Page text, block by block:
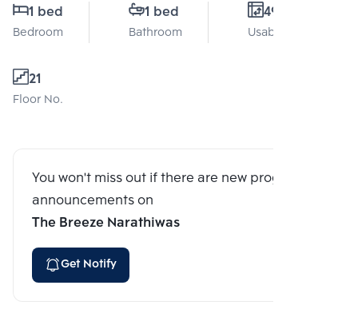
1 bed
Bedroom
1 bed
Bathroom
49 Sq.m.
Usable area
21
Floor No.
You won't miss out if there are new program
announcements on
The Breeze Narathiwas
Get Notify